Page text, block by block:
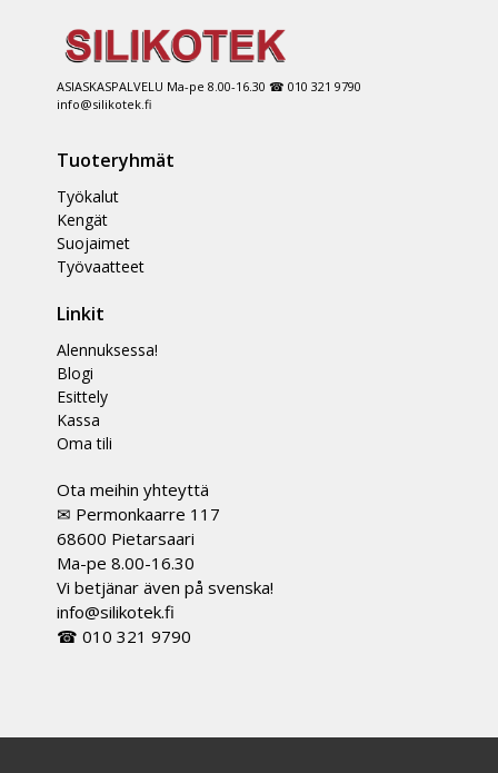
ASIASKASPALVELU Ma-pe 8.00-16.30 ☎ 010 321 9790
info@silikotek.fi
Tuoteryhmät
Työkalut
Kengät
Suojaimet
Työvaatteet
Linkit
Alennuksessa!
Blogi
Esittely
Kassa
Oma tili
Ota meihin yhteyttä
✉ Permonkaarre 117
68600 Pietarsaari
Ma-pe 8.00-16.30
Vi betjänar även på svenska!
info@silikotek.fi
☎ 010 321 9790